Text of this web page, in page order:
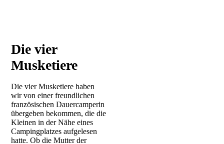
Die vier
Musketiere
Die vier Musketiere haben
wir von einer freundlichen
französischen Dauercamperin
übergeben bekommen, die die
Kleinen in der Nähe eines
Campingplatzes aufgelesen
hatte. Ob die Mutter der